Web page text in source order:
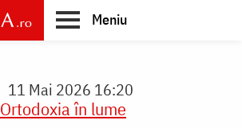
Meniu
11 Mai 2026 16:20
Ortodoxia în lume